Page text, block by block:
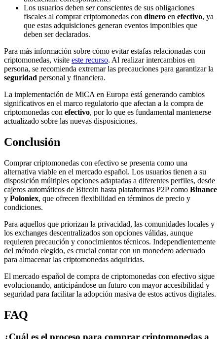
Los usuarios deben ser conscientes de sus obligaciones
fiscales al comprar criptomonedas con dinero en efectivo, ya
que estas adquisiciones generan eventos imponibles que
deben ser declarados.
Para más información sobre cómo evitar estafas relacionadas con
criptomonedas, visite este recurso. Al realizar intercambios en
persona, se recomienda extremar las precauciones para garantizar la
seguridad personal y financiera.
La implementación de MiCA en Europa está generando cambios
significativos en el marco regulatorio que afectan a la compra de
criptomonedas con efectivo, por lo que es fundamental mantenerse
actualizado sobre las nuevas disposiciones.
Conclusión
Comprar criptomonedas con efectivo se presenta como una
alternativa viable en el mercado español. Los usuarios tienen a su
disposición múltiples opciones adaptadas a diferentes perfiles, desde
cajeros automáticos de Bitcoin hasta plataformas P2P como Binance
y Poloniex, que ofrecen flexibilidad en términos de precio y
condiciones.
Para aquellos que priorizan la privacidad, las comunidades locales y
los exchanges descentralizados son opciones válidas, aunque
requieren precaución y conocimientos técnicos. Independientemente
del método elegido, es crucial contar con un monedero adecuado
para almacenar las criptomonedas adquiridas.
El mercado español de compra de criptomonedas con efectivo sigue
evolucionando, anticipándose un futuro con mayor accesibilidad y
seguridad para facilitar la adopción masiva de estos activos digitales.
FAQ
¿Cuál es el proceso para comprar criptomonedas a